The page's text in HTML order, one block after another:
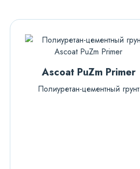
Ascoat PuZm Primer
Полиуретан-цементный грунт